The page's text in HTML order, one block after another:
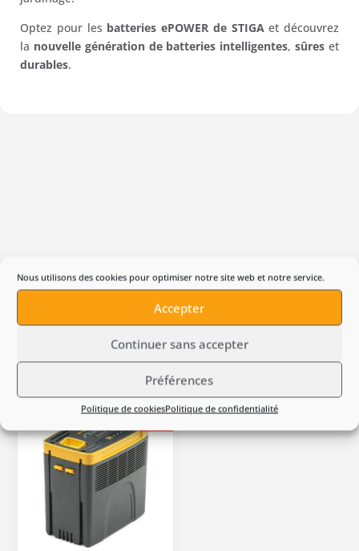
Nous utilisons des cookies pour optimiser notre site web et notre service.
Accepter
Continuer sans accepter
Préférences
Politique de cookiesPolitique de confidentialité
Optez pour les batteries ePOWER de STIGA et découvrez
la nouvelle génération de batteries intelligentes,sûres et
durables.
Produits suggérés